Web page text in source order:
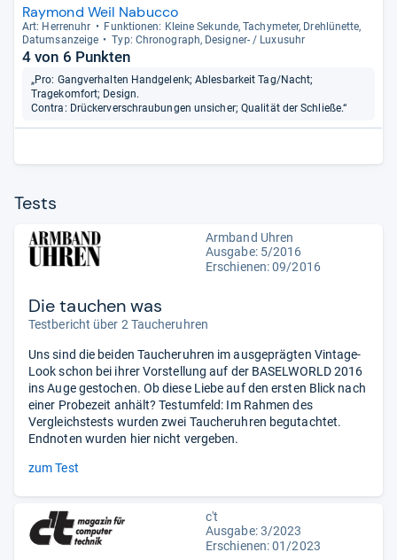
Raymond Weil Nabucco
Art: Her­ren­uhr
Funk­tio­nen: Kleine Sekunde, Tachy­me­ter, Drehlü­nette,
Datums­an­zeige
Typ: Chro­no­graph, Desi­gner-​ / Luxu­suhr
4 von 6 Punkten
„Pro: Gangverhalten Handgelenk; Ablesbarkeit Tag/Nacht;
Tragekomfort; Design.
Contra: Drückerverschraubungen unsicher; Qualität der Schließe.“
Tests
Armband Uhren
Ausgabe: 5/2016
Erschienen: 09/2016
Die tauchen was
Testbericht über 2 Taucheruhren
Uns sind die beiden Taucheruhren im ausgeprägten Vintage-
Look schon bei ihrer Vorstellung auf der BASELWORLD 2016
ins Auge gestochen. Ob diese Liebe auf den ersten Blick nach
einer Probezeit anhält? Testumfeld: Im Rahmen des
Vergleichstests wurden zwei Taucheruhren begutachtet.
Endnoten wurden hier nicht vergeben.
zum Test
c't
Ausgabe: 3/2023
Erschienen: 01/2023